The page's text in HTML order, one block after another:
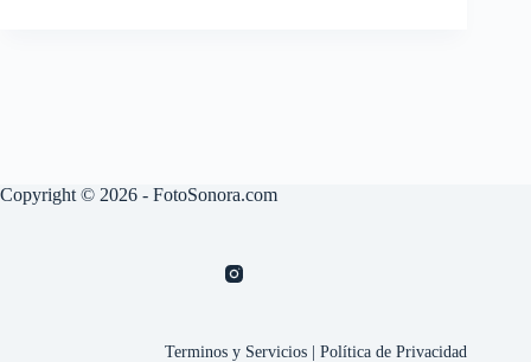
Copyright © 2026 - FotoSonora.com
Terminos y Servicios |Política de Privacidad